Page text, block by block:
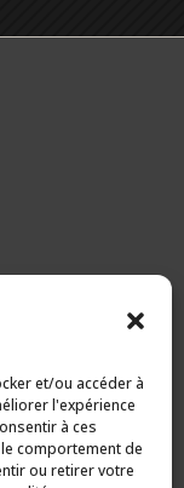
et/ou accéder à
l'expérience
à ces
comportement de
ou retirer votre